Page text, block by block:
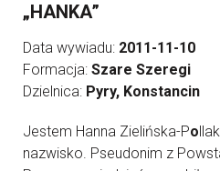
„HANKA”
Data wywiadu: 2011-11-10
Formacja: Szare Szeregi
Dzielnica: Pyry, Konstancin
Jestem Hanna Zielińska-Po
nazwisko. Pseudonim z